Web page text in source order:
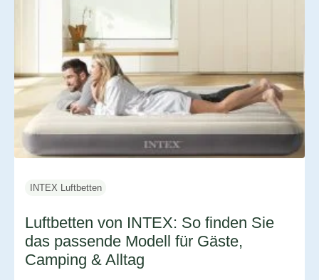
INTEX Luftbetten
Luftbetten von INTEX: So finden Sie
das passende Modell für Gäste,
Camping & Alltag